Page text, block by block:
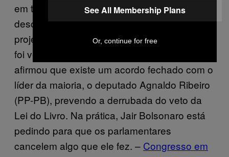
em todo território nacional visando a
descoberta e incentivo a novos autores. O
projeto ficou conhecido como Lei do Livro e
foi vetado pelo presidente Bolsonaro. oice
afirmou que existe um acordo fechado com o
líder da maioria, o deputado Agnaldo Ribeiro
(PP-PB), prevendo a derrubada do veto da
Lei do Livro. Na prática, Jair Bolsonaro está
pedindo para que os parlamentares
cancelem algo que ele fez. – Congresso em
See All Membership Plans
Or, continue for free